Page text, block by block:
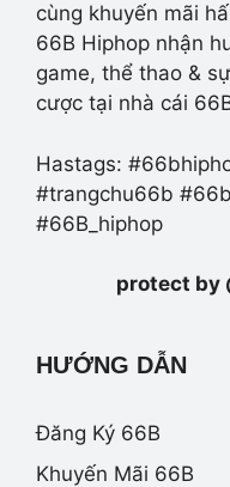
cùng khuyến mãi
66B Hiphop nhận
game, thể thao &
cược tại nhà cái
Hastags:
#trangchu66b
#66B_hiphop
protect by
HƯỚNG DẪN
Đăng Ký 66B
Khuyến Mãi 66B